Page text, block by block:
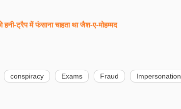
हनी-ट्रैप में फंसाना चाहता था जैश-ए-मोहम्मद
conspiracy Exams Fraud Impersonation